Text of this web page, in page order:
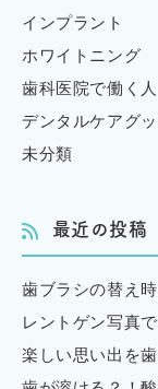
インプラント
ホワイトニング
歯科医院で働く人
デンタルケアグ
未分類
最近の投稿
歯ブラシの替え
レントゲン写真
楽しい思い出を